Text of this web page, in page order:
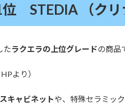
STEDIA （クリ
たラクエラの上位グレードの商品
より）
キャビネットや、特殊セラミッ